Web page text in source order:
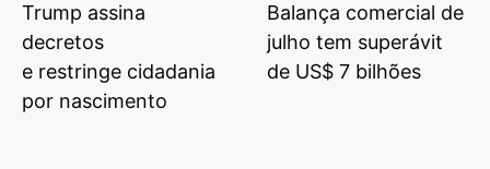
Trump assina
decretos
e restringe cidadania
por nascimento
Balança comercial de
julho tem superávit
de US$ 7 bilhões